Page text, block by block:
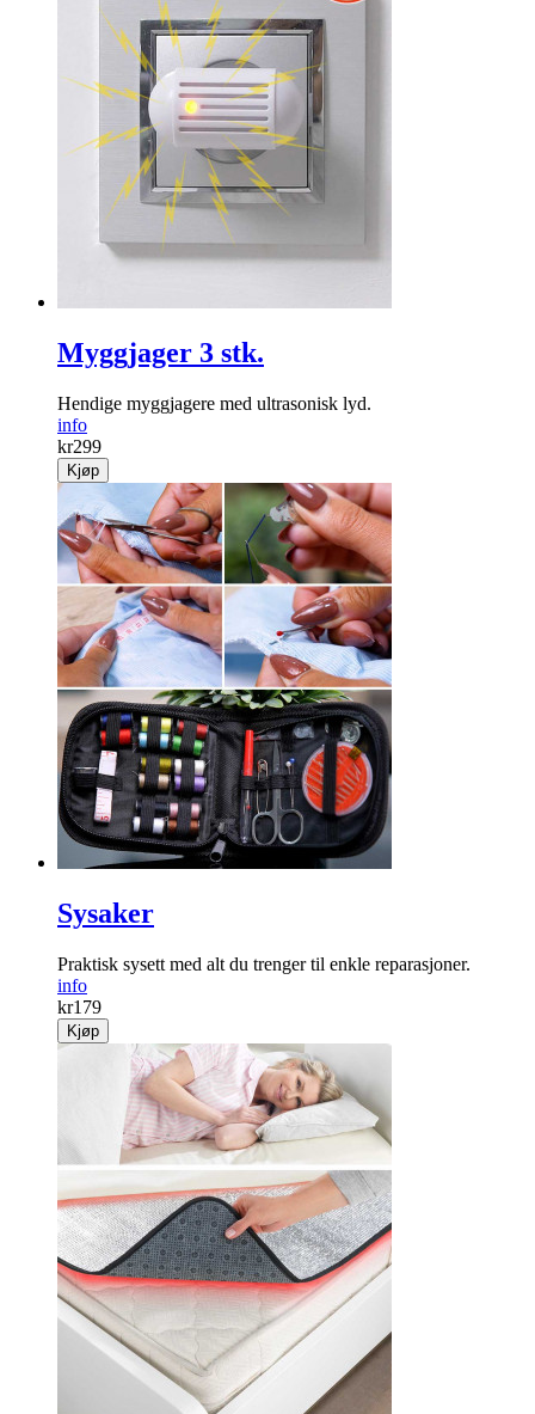
Myggjager 3 stk.
Hendige mygg­jagere med ultrasonisk lyd.
info
kr299
Kjøp
Sysaker
Praktisk sysett med alt du trenger til enkle reparasjoner.
info
kr179
Kjøp